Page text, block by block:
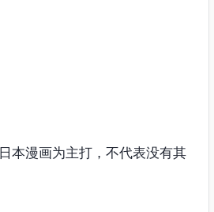
本漫画为主打，不代表没有其